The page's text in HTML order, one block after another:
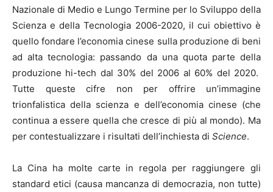
Nazionale di Medio e Lungo Termine per lo Sviluppo della
Scienza e della Tecnologia 2006-2020, il cui obiettivo è
quello fondare l’economia cinese sulla produzione di beni
ad alta tecnologia: passando da una quota parte della
produzione hi-tech dal 30% del 2006 al 60% del 2020.
Tutte queste cifre non per offrire un’immagine
trionfalistica della scienza e dell’economia cinese (che
continua a essere quella che cresce di più al mondo). Ma
per contestualizzare i risultati dell’inchiesta di Science.
La Cina ha molte carte in regola per raggiungere gli
standard etici (causa mancanza di democrazia, non tutte)